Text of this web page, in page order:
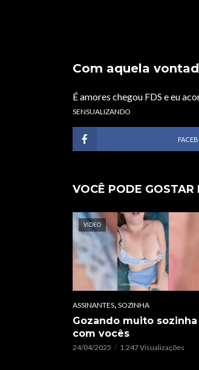
Com aquela
É amores chegou FDS e eu
SENSUALIZANDO
VOCÊ PODE GOSTAR
VÍDEO
ASSINANTES, SOZINHA
Gozando muito sozinha
com vocês
24/04/2025 1.247 Visualizações